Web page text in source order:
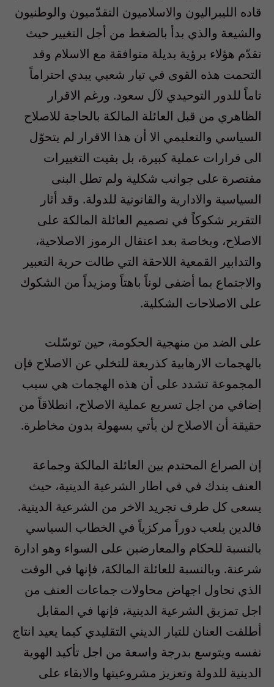
قاده الليبراليون والاسلاميون التقدّميون والوطنيون
والشيعة والذي بدأ بالضغط من أجل التغيير حيث
تقدّم هؤلاء برؤية بديلة متوافقة مع الاسلام وقد
التحمت هذه القوى في تيار شعبي يبدي احتراماً
تاماً للدور التوحيدي لآل سعود. ورغم الاقرار
الظاهري من قبل العائلة المالكة بالحاجة للاصلاح
السياسي والتعليمي الا أن هذا الاقرار لم يتحوّل
الى قرارات عملية كبيرة، بل بقيت التغييرات
مقتصرة على جوانب شكلية ولم تطل البنى
السياسية والادارية والقانونية للدولة. وقد أثار
التقرير شكوكاً في تصميم العائلة المالكة على
الاصلاح، وبخاصة بعد اعتقال الرموز الاصلاحية،
والتدابير القمعية اللاحقة التي طالت حرية التعبير
والاجتماع بما أضفى لوناً باهتاً ومزيداً من الشكوك
على الاصلاحات الشكلية.
على الضد من منهجية الحكومة، حين توسّلت
بالهجمات الارهابية كذريعة للتخلي عن الاصلاح فإن
المجموعة تشدد على أن هذه الهجمات هي سبب
إضافي من اجل تسريع عملية الاصلاح، انطلاقاً من
حقيقة أن الاصلاح لن يأتي بسهولة بدون مخاطرة.
إن الصراع المحتدم بين العائلة المالكة وجماعة
العنف يندك في في اطار الشرعية الدينية، حيث
يسعى كل طرف تجريد الاخر من الشرعية الدينية.
فالدين يلعب دوراً مركزياً في الخطاب السياسي
بالنسبة للحكام والمعارضين على السواء وهو ادارة
شرعنة. وبالنسبة للعائلة المالكة، فإنها في الوقت
الذي تحاول اجهاض محاولات جماعات العنف من
اجل تمزيق الشرعية الدينية، فإنها في المقابل
أطلقت العنان للتيار الديني التقليدي كيما يعيد انتاج
نفسه ويتوسع بدرجة واسعة من اجل تأكيد الهوية
الدينية للدولة وتعزيز مشروعيتها والابقاء على